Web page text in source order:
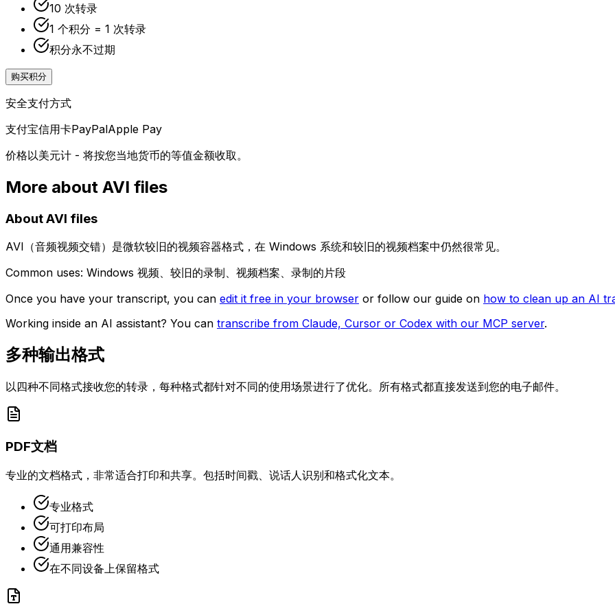
10 次转录
1 个积分 = 1 次转录
积分永不过期
购买积分
安全支付方式
支付宝信用卡PayPalApple Pay
价格以美元计 - 将按您当地货币的等值金额收取。
More about AVI files
AboutAVI files
AVI（音频视频交错）是微软较旧的视频容器格式，在 Windows 系统和较旧的视频档案中仍然很常见。
Common uses: Windows 视频、较旧的录制、视频档案、录制的片段
Once you have your transcript, you can edit it free in your browser or follow our guide on how to clean up an AI
Working inside an AI assistant? You can transcribe from Claude, Cursor or Codex with our MCP server.
多种输出格式
以四种不同格式接收您的转录，每种格式都针对不同的使用场景进行了优化。所有格式都直接发送到您的电子邮件。
PDF文档
专业的文档格式，非常适合打印和共享。包括时间戳、说话人识别和格式化文本。
专业格式
可打印布局
通用兼容性
在不同设备上保留格式